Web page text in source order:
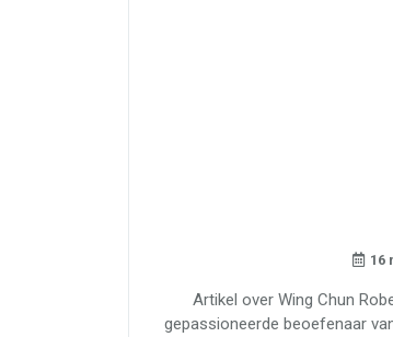
16
Artikel over Wing Chun
gepassioneerde beoefenaar